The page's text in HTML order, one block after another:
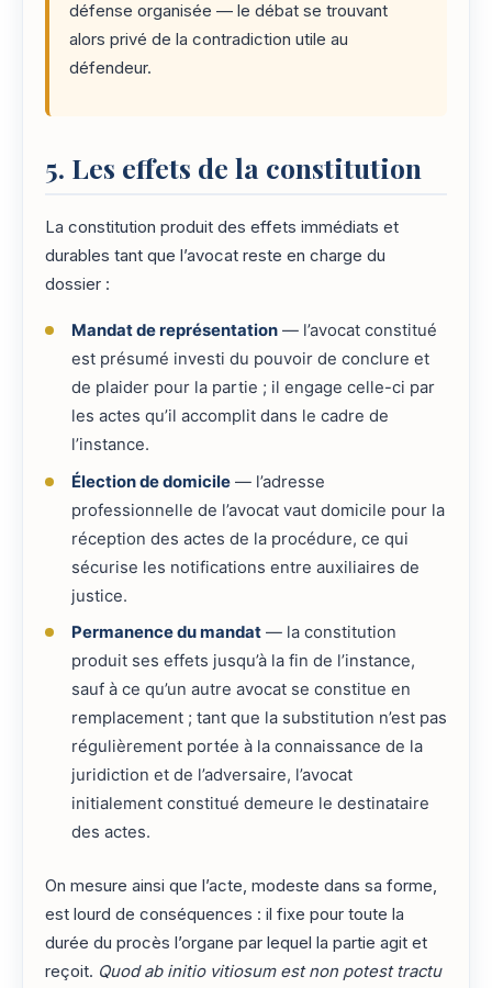
défense organisée — le débat se trouvant
alors privé de la contradiction utile au
défendeur.
5. Les effets de la constitution
La constitution produit des effets immédiats et
durables tant que l’avocat reste en charge du
dossier :
Mandat de représentation— l’avocat constitué
est présumé investi du pouvoir de conclure et
de plaider pour la partie ; il engage celle-ci par
les actes qu’il accomplit dans le cadre de
l’instance.
Élection de domicile— l’adresse
professionnelle de l’avocat vaut domicile pour la
réception des actes de la procédure, ce qui
sécurise les notifications entre auxiliaires de
justice.
Permanence du mandat— la constitution
produit ses effets jusqu’à la fin de l’instance,
sauf à ce qu’un autre avocat se constitue en
remplacement ; tant que la substitution n’est pas
régulièrement portée à la connaissance de la
juridiction et de l’adversaire, l’avocat
initialement constitué demeure le destinataire
des actes.
On mesure ainsi que l’acte, modeste dans sa forme,
est lourd de conséquences : il fixe pour toute la
durée du procès l’organe par lequel la partie agit et
reçoit. Quod ab initio vitiosum est non potest tractu